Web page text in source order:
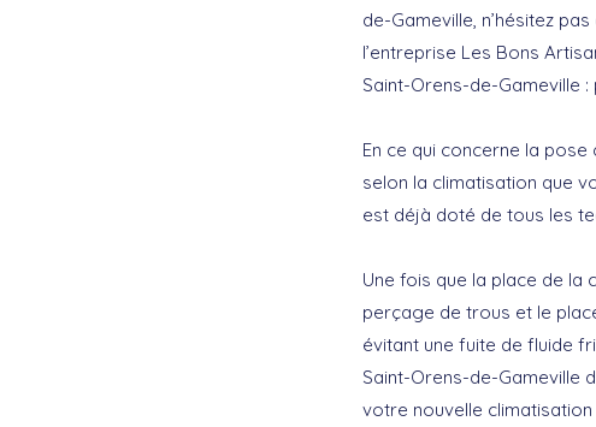
de-Gameville, n’hésitez
l’entreprise Les Bons
Saint-Orens-de-Gameville
En ce qui concerne la
selon la climatisation que
est déjà doté de tous les
Une fois que la place de la
perçage de trous et le
évitant une fuite de fluide
Saint-Orens-de-Gameville
votre nouvelle